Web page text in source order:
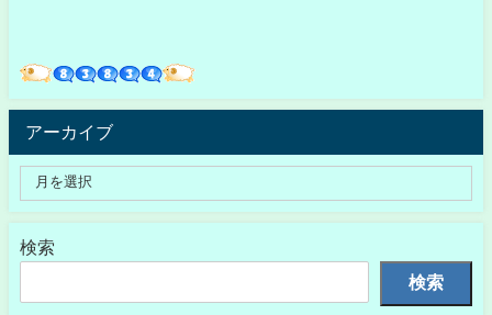
アーカイブ
検索
検索